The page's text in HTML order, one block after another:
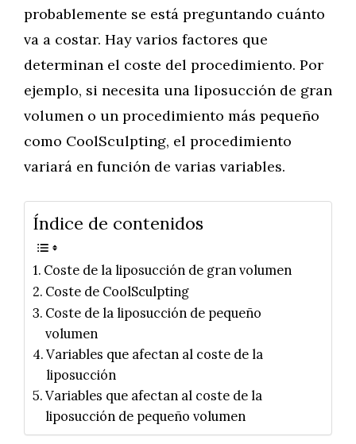
probablemente se está preguntando cuánto
va a costar. Hay varios factores que
determinan el coste del procedimiento. Por
ejemplo, si necesita una liposucción de gran
volumen o un procedimiento más pequeño
como CoolSculpting, el procedimiento
variará en función de varias variables.
Índice de contenidos
Coste de la liposucción de gran volumen
Coste de CoolSculpting
Coste de la liposucción de pequeño
volumen
Variables que afectan al coste de la
liposucción
Variables que afectan al coste de la
liposucción de pequeño volumen